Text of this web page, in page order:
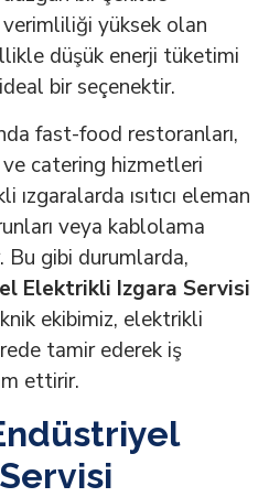
yüksek olan
düşük enerji tüketimi
bir seçenektir.
fast-food restoranları,
catering hizmetleri
ısıtıcı eleman
veya kablolama
Bu gibi durumlarda,
Elektrikli Izgara Servisi
ekibimiz, elektrikli
tamir ederek iş
ettirir.